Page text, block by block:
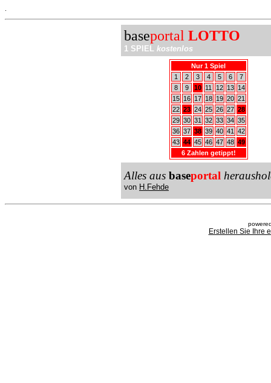
baseportal LOTTO
1 SPIEL kostenlos
Nur 1 Spiel
1
2 3 4 5 6
7
8
9 10 11 12 13
14
15
16 17 18 19 20 21
22 23 24 25 26 27 28
29 30 31 32 33 34 35
36 37 38 39 40 41
42
43 44 45 46 47 48 49
6 Zahlen getippt!
Alles aus baseportal
von H.Fehde
Erstellen Sie Ihre